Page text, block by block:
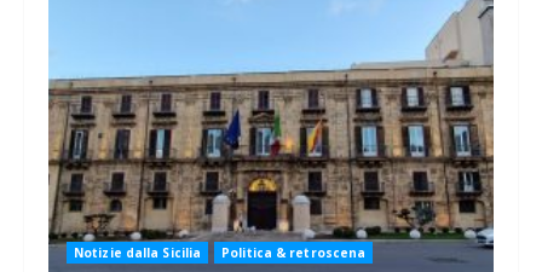
Notizie dalla Sicilia Politica & retroscena